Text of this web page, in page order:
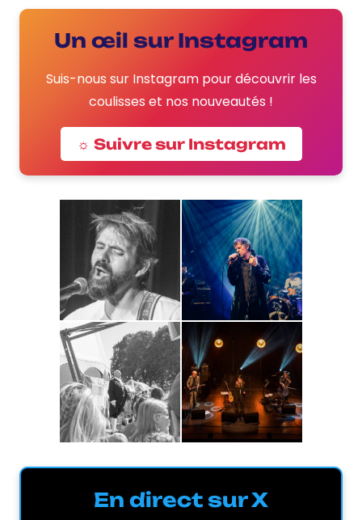
Un œil sur Instagram
Suis-nous sur Instagram pour découvrir les
coulisses et nos nouveautés !
☼ Suivre sur Instagram
En direct sur X